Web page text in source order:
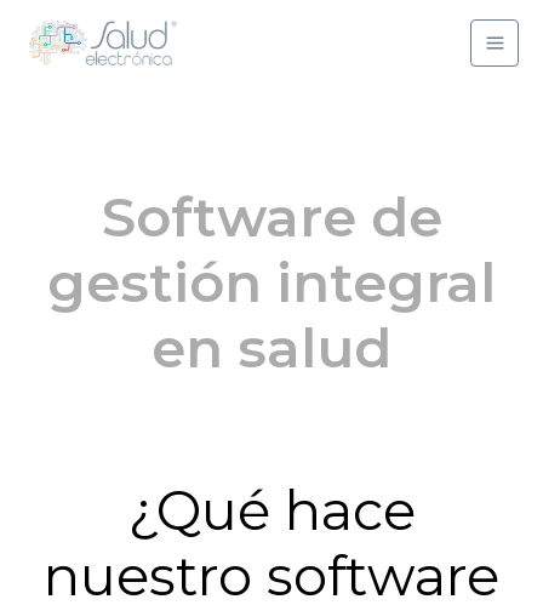
contenido
Software de
gestión integral
en salud
¿Qué hace
nuestro software